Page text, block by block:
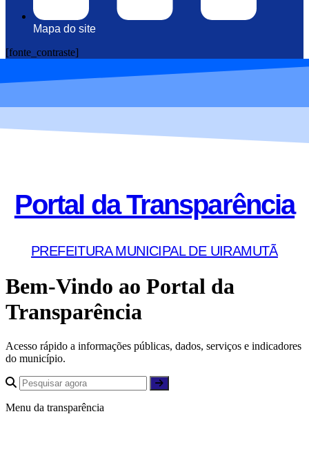
Mapa do site
[fonte_contraste]
Portal da Transparência
PREFEITURA MUNICIPAL DE UIRAMUTÃ
Bem-Vindo ao Portal da
Transparência
Acesso rápido a informações públicas, dados, serviços e indicadores
do município.
Menu da transparência